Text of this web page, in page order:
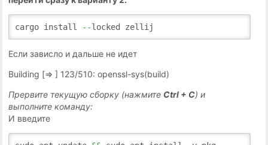
cargo install --locked zellij
Если зависло и дальше не идет
Building [=> ] 123/510: openssl-sys(build)
Прервите текущую сборку (нажмите Ctrl + C) и
выполните команду:
И введите